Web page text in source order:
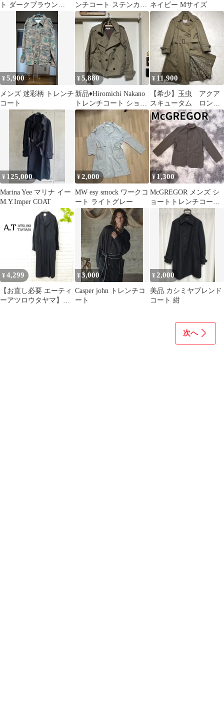
ト ダークブラウン
ンチコート ステンカラ
ーコート
ネイビー Mサイズ
¥5,900
メンズ 迷彩柄 トレンチ
コート
¥5,880
新品♦︎Hiromichi Nakano
トレンチコート ショー
ト丈 日本 春秋
¥ 11,900
【希少】玉虫 アクア
スキュータム ロング
ダブルトレンチコー
ト イングランド製
¥ 125,000
Marina Yee マリナ イー
M.Y.Imper COAT
¥2,000
MW esy smock ワークコ
ート ライトグレー
¥1,300
McGREGOR メンズ シ
ョートトレンチコート
ブラック FREE SIZE
¥4,299
【お直し必要 エーティ
ーアツロウタヤマ】メ
¥3,000
Casper john トレンチコ
ート
¥2,000
美品 カシミヤブレンド
コート 紺
次へ